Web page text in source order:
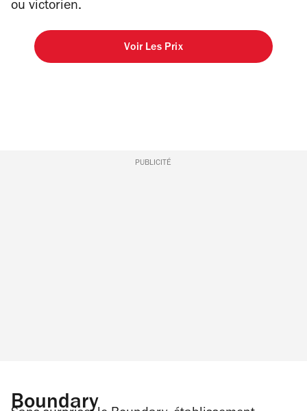
ou victorien.
Voir Les Prix
PUBLICITÉ
Boundary